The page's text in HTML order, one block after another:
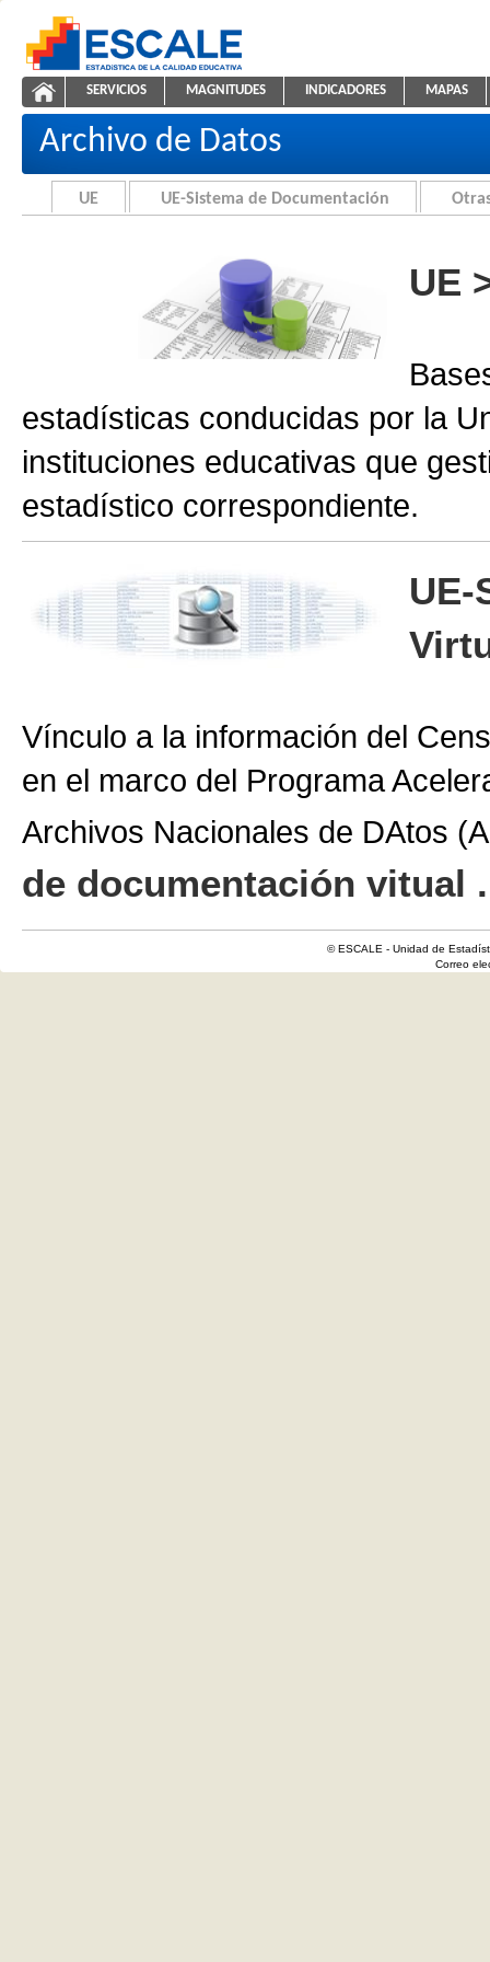
ESCALE - Unidad de Estadística Educativa
Archivo de Datos
NAVEGACIÓN
SERVICIOS MAGNITUDES INDICADORES MAPAS
Archivo de Datos
UE UE-Sistema de Documentación
UE
estadísticas conducidas por la
instituciones educativas que
estadístico correspondiente.
UE-
Vínculo a la información del
en el marco del Programa
Archivos Nacionales de DAtos
de documentación vitual
© ESCALE - Unidad de
Correo